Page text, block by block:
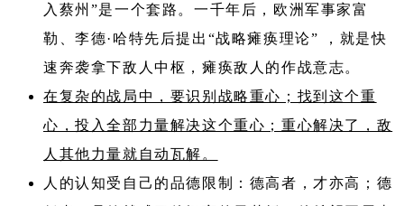
入蔡州”是一个套路。一千年后，欧洲军事家富
勒、李德·哈特先后提出“战略瘫痪理论” ，就是快
速奔袭拿下敌人中枢，瘫痪敌人的作战意志。
在复杂的战局中，要识别战略重心；找到这个重
心，投入全部力量解决这个重心；重心解决了，敌
人其他力量就自动瓦解。
人的认知受自己的品德限制：德高者，才亦高；德